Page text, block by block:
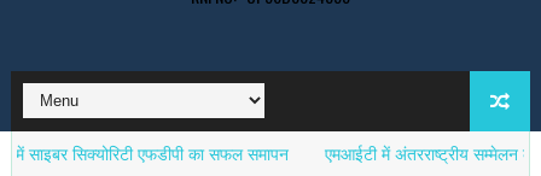
एफडीपी का सफल समापन एमआईटी में अंतरराष्ट्रीय सम्मेलन का समापन,